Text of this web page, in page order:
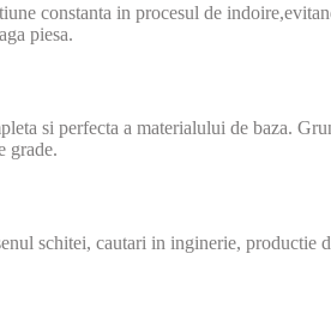
constanta in procesul de
piesa.
si perfecta a materialului de baza.
grade.
schitei, cautari in inginerie, productie